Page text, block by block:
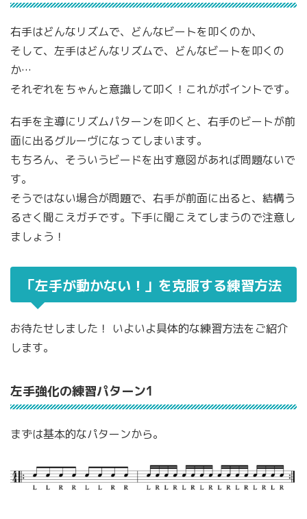
右手はどんなリズムで、どんなビートを叩くのか、
そして、左手はどんなリズムで、どんなビートを叩くの
か…
それぞれをちゃんと意識して叩く！これがポイントです。
右手を主導にリズムパターンを叩くと、右手のビートが前
面に出るグルーヴになってしまいます。
もちろん、そういうビードを出す意図があれば問題ないで
す。
そうではない場合が問題で、右手が前面に出ると、結構う
るさく聞こえガチです。下手に聞こえてしまうので注意し
ましょう！
「左手が動かない！」を克服する練習方法
お待たせしました！ いよいよ具体的な練習方法をご紹介
します。
左手強化の練習パターン1
まずは基本的なパターンから。